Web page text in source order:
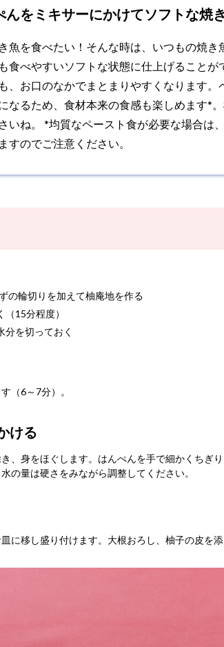
をミキサーにかけてソフトな焼き
魚を食べたい！そんな時は、いつもの焼き
食べやすいソフトな状態に仕上げることが
、お口のなかでまとまりやすくなります。
なるため、食材本来の食感も楽しめます*
いね。 *均質なペースト食が必要な場合は
すのでご注意ください。
の輪切りを加えて柚庵地を作る
15分程度）
分を切っておく
（6～7分）。
ける
、身をほぐします。はんぺんを手で細かくちぎ
の量は硬さをみながら調整してください。
に移し盛り付けます。大根おろし、柚子の皮を添